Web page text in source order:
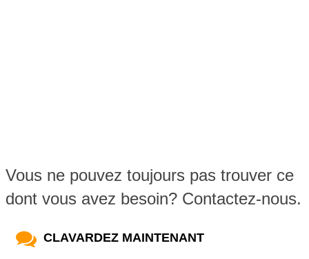
Vous ne pouvez toujours pas trouver ce
dont vous avez besoin? Contactez-nous.
CLAVARDEZ MAINTENANT